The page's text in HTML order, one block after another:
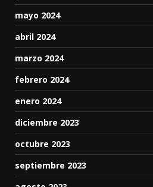
mayo 2024
abril 2024
marzo 2024
febrero 2024
enero 2024
diciembre 2023
octubre 2023
septiembre 2023